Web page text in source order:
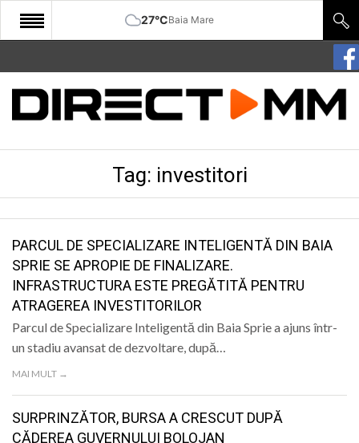
27°CBaia Mare
START
COMUNITATE
SANATATE
SPORT
SPECIAL
POLITIC
LIFE
Tag: investitori
PARCUL DE SPECIALIZARE INTELIGENTĂ DIN BAIA
SPRIE SE APROPIE DE FINALIZARE.
INFRASTRUCTURA ESTE PREGĂTITĂ PENTRU
ATRAGEREA INVESTITORILOR
Parcul de Specializare Inteligentă din Baia Sprie a ajuns într-
un stadiu avansat de dezvoltare, după…
MAI MULT →
SURPRINZĂTOR, BURSA A CRESCUT DUPĂ
CĂDEREA GUVERNULUI BOLOJAN